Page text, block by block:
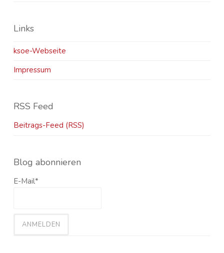
Links
ksoe-Webseite
Impressum
RSS Feed
Beitrags-Feed (RSS)
Blog abonnieren
E-Mail*